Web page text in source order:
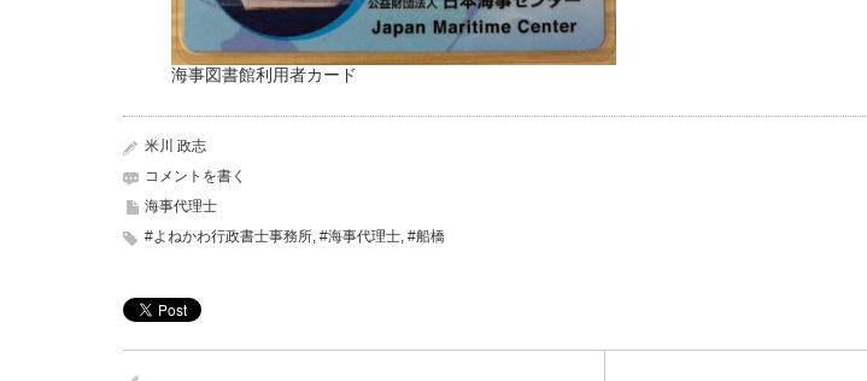
海事図書館利用者カード
米川 政志
コメントを書く
海事代理士
#よねかわ行政書士事務所, #海事代理士, #船橋